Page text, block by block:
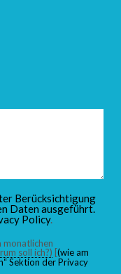
Berücksichtigung
Daten ausgeführt.
Policy.
monatlichen
soll ich?) [(wie am
Sektion der Privacy